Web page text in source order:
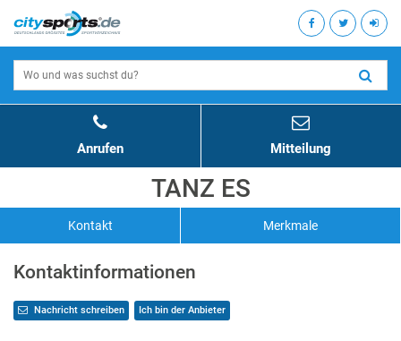
Anrufen Mitteilung
TANZ ES
Kontakt Merkmale
Kontaktinformationen
Nachricht schreiben Ich bin der Anbieter